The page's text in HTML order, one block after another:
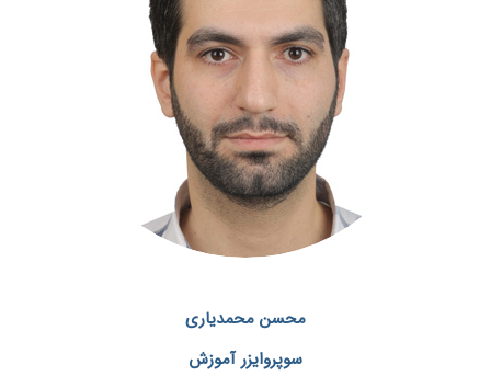
محسن محمدیاری
سوپروایزر آموزش